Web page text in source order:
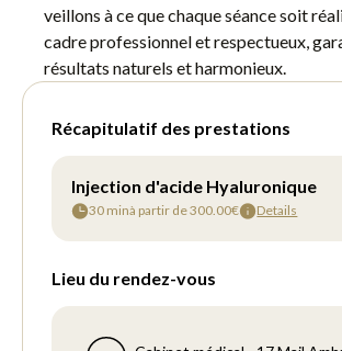
veillons à ce que chaque séance soit
cadre professionnel et respectueux,
résultats naturels et harmonieux.